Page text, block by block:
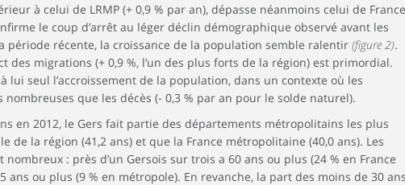
à celui de LRMP (+ 0,9 % par an), dépasse néanmoins celui de France
le coup d’arrêt au léger déclin démographique observé avant les
période récente, la croissance de la population semble ralentir (figure 2).
des migrations (+ 0,9 %, l’un des plus forts de la région) est primordial.
lui seul l’accroissement de la population, dans un contexte où les
que les décès (- 0,3 % par an pour le solde naturel).
en 2012, le Gers fait partie des départements métropolitains les plus
de la région (41,2 ans) et que la France métropolitaine (40,0 ans). Les
: près d’un Gersois sur trois a 60 ans ou plus (24 % en France
ans ou plus (9 % en métropole). En revanche, la part des moins de 30